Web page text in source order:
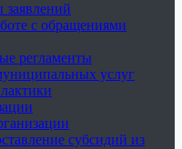
с обращениями
регламенты
услуг
субсидий из